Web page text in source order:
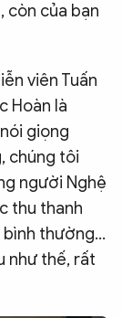
còn của bạn
viên Tuấn
Hoàn là
giọng
chúng tôi
người Nghệ
thu thanh
bình thường…
như thế, rất